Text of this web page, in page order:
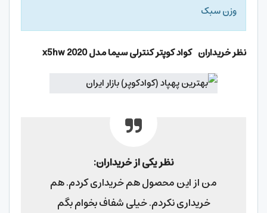
وزن سبک
نظر خریداران کواد کوپتر کنترلی سیما مدلx5hw 2020
نظر یکی از خریداران:
من از این محصول هم خریداری کردم. هم
خریداری نکردم. خیلی شفاف بخوام بگم